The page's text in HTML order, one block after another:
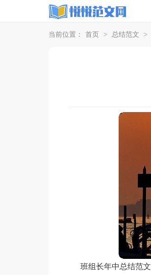
当前位置： 首页 > 总结范文 >
班组长年中总结范文